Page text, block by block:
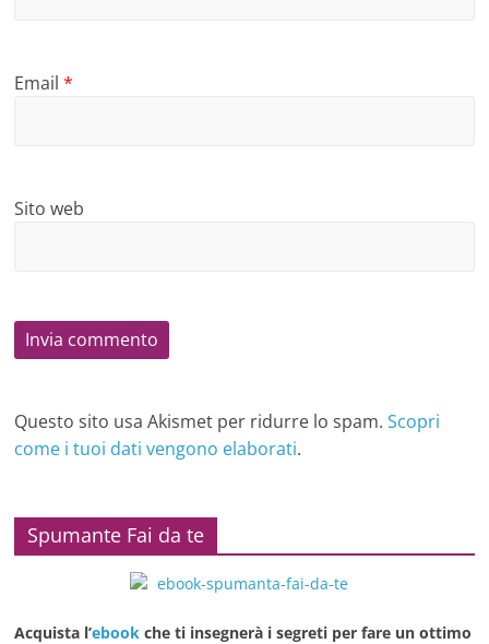
Email*
Sito web
Questo sito usa Akismet per ridurre lo spam.Scopri
come i tuoi dati vengono elaborati.
Spumante Fai da te
Acquista l’ebook che ti insegnerà i segreti per fare un ottimo